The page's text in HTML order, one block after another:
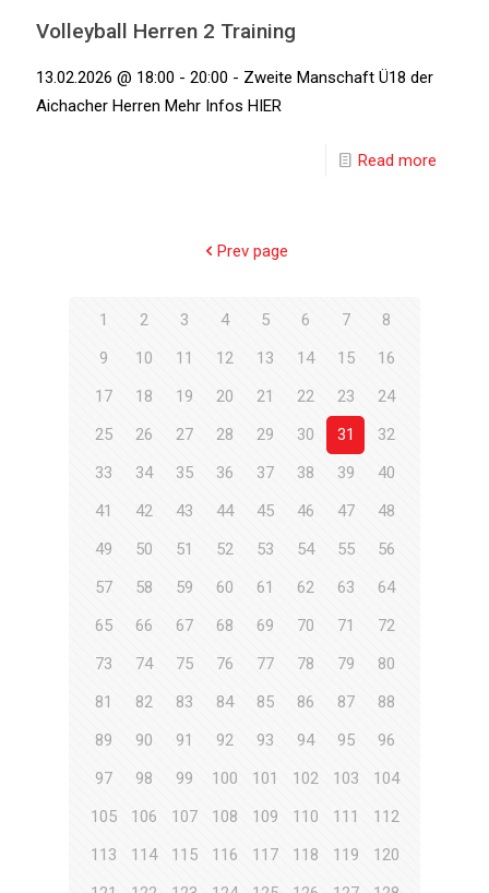
Volleyball Herren 2 Training
13.02.2026 @ 18:00 - 20:00 - Zweite Manschaft Ü18 der
Aichacher Herren Mehr Infos HIER
Read more
Prev page
1 2 3 4 5 6 7
8
9
10 11 12 13 14 15
16
17
18 19 20 21 22 23
24
25
26 27 28 29 30 31
32
33
34 35 36 37 38 39
40
41
42 43 44 45 46 47
48
49
50 51 52 53 54 55
56
57
58 59 60 61 62 63
64
65
66 67 68 69 70 71
72
73
74 75 76 77 78 79
80
81
82 83 84 85 86 87
88
89
90 91 92 93 94 95
96
97
98 99 100 101 102 103
104
105
106 107 108 109 110 111
112
113
114 115 116 117 118 119
120